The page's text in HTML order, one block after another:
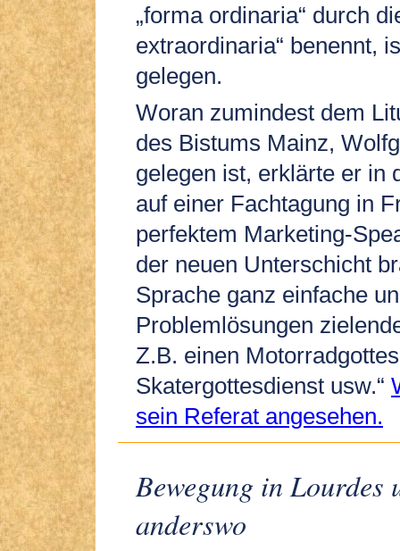
„forma ordinaria“ durch
extraordinaria“ benennt,
gelegen.
Woran zumindest dem
des Bistums Mainz,
gelegen ist, erklärte er in
auf einer Fachtagung in
perfektem Marketing-
der neuen Unterschicht
Sprache ganz einfache
Problemlösungen
Z.B. einen
Skatergottesdienst usw.“
sein Referat angesehen.
Bewegung in Lourdes
anderswo